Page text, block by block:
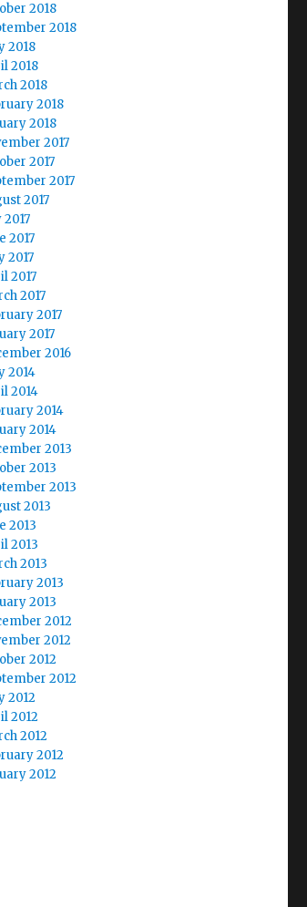
2018
2018
2018
2018
2018
2018
2018
2017
2017
2017
2017
2017
2017
2017
2017
2017
2017
2017
2016
2014
2014
2014
2014
2013
2013
2013
2013
2013
2013
2013
2013
2013
2012
2012
2012
2012
2012
2012
2012
2012
2012